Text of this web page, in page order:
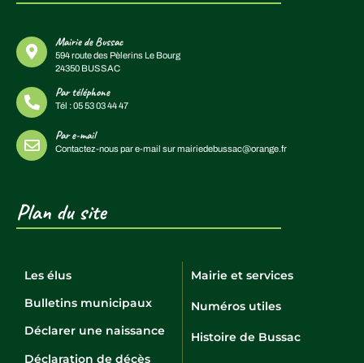
Mairie de Bussac
594 route des Pèlerins Le Bourg
24350 BUSSAC
Par téléphone
Tél :05 53 03 44 47
Par e-mail
Contactez-nous par e-mail surmairiedebussac@orange.fr
Plan du site
Les élus
Bulletins municipaux
Déclarer une naissance
Déclaration de décès
Mairie et services
Numéros utiles
Histoire de Bussac